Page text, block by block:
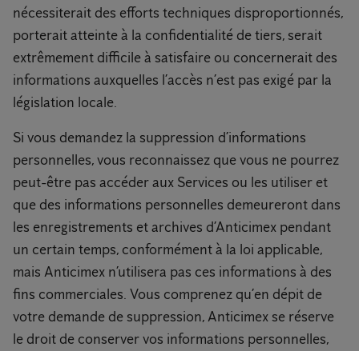
nécessiterait des efforts techniques disproportionnés,
porterait atteinte à la confidentialité de tiers, serait
extrêmement difficile à satisfaire ou concernerait des
informations auxquelles l’accès n’est pas exigé par la
législation locale.
Si vous demandez la suppression d’informations
personnelles, vous reconnaissez que vous ne pourrez
peut-être pas accéder aux Services ou les utiliser et
que des informations personnelles demeureront dans
les enregistrements et archives d’Anticimex pendant
un certain temps, conformément à la loi applicable,
mais Anticimex n’utilisera pas ces informations à des
fins commerciales. Vous comprenez qu’en dépit de
votre demande de suppression, Anticimex se réserve
le droit de conserver vos informations personnelles,